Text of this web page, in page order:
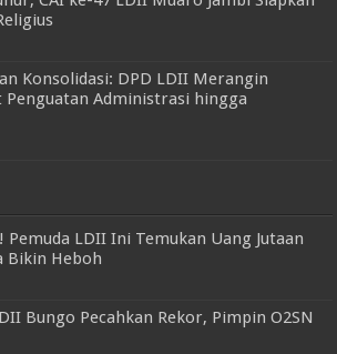
Konsolidasi: DPD LDII Merangin
Penguatan Administrasi hingga
LDII Ini Temukan Uang Jutaan
Bikin Heboh
Bungo Pecahkan Rekor, Pimpin O2SN